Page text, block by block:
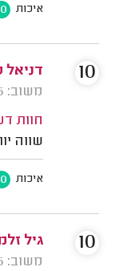
איכות
דניאל
משוב: 26/07/2026
חוות
שווה
איכות
10
גיל
משוב: 26/06/2026
10